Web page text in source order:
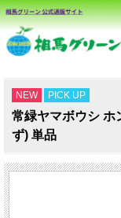
NEW PICK UP
常緑ヤマボウシ ホ
ず) 単品